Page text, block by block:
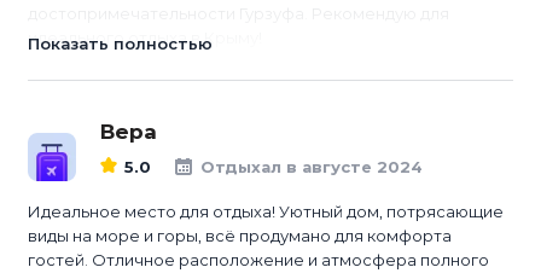
идеального отдыха в Крыму!
Показать полностью
Вера
5.0 Отдыхал в августе 2024
Идеальное место для отдыха! Уютный дом, потрясающие
виды на море и горы, всё продумано для комфорта
гостей. Отличное расположение и атмосфера полного